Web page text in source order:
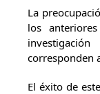
La
los
corresponden
El éxito de